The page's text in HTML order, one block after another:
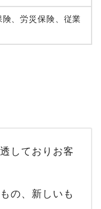
、労災保険、従業
しておりお客
の、新しいも